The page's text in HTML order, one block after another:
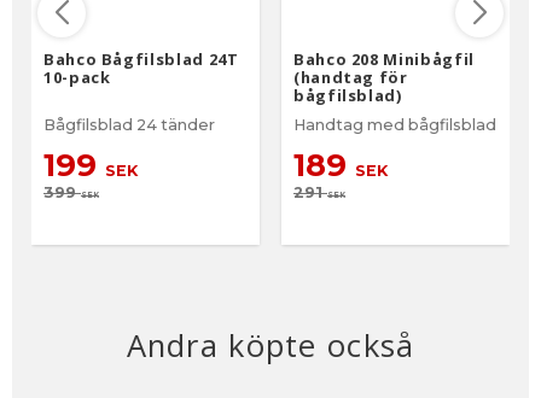
Bahco Bågfilsblad 24T
10-pack
Bågfilsblad 24 tänder
199 SEK
399SEK
Bahco 208 Minibågfil
(handtag för
bågfilsblad)
Handtag med bågfilsblad
189 SEK
291SEK
Andra köpte också